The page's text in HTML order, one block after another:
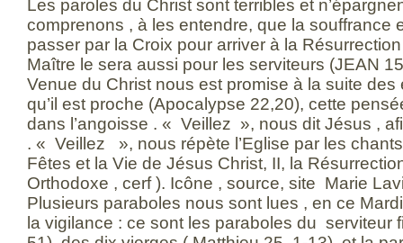
Les paroles du Christ sont terribles et
comprenons , à les entendre, que la souffrance
passer par la Croix pour arriver à la
Maître le sera aussi pour les serviteurs (JEAN
Venue du Christ nous est promise à la suite
qu’il est proche (Apocalypse 22,20), cette
dans l’angoisse . « Veillez », nous dit Jésus ,
. « Veillez », nous répète l’Eglise par les
Fêtes et la Vie de Jésus Christ, II, la
Orthodoxe , cerf ). Icône , source, site Marie
Plusieurs paraboles nous sont lues , en ce
la vigilance : ce sont les paraboles du serviteur